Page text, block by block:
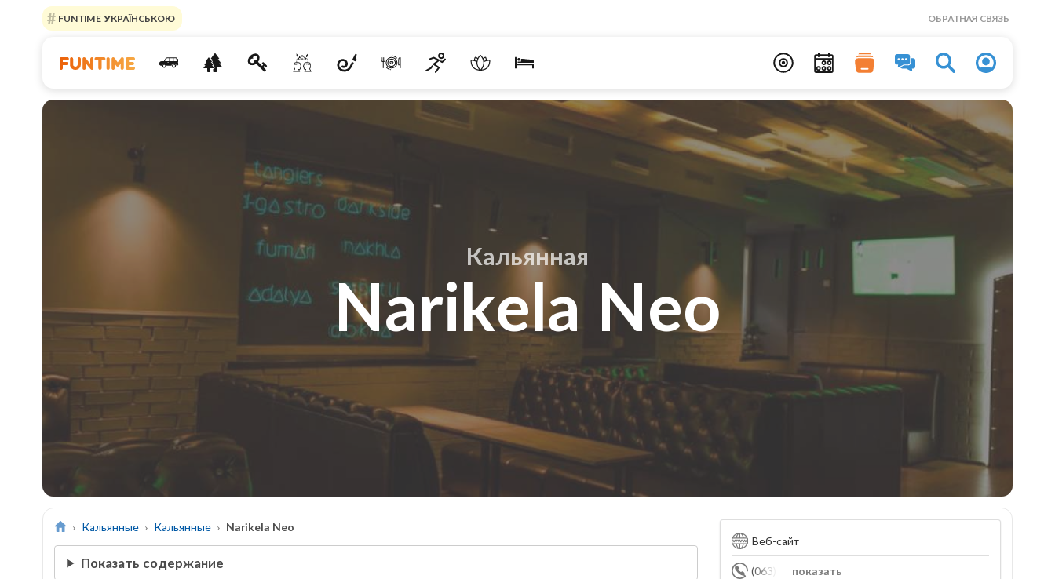
FUNTIME УКРАЇНСЬКОЮ ОБРАТНАЯ СВЯЗЬ
Кальянная
Narikela Neo
Кальянные Кальянные Narikela Neo
Показать содержание
Веб-сайт
показать
(063) 601-29-92